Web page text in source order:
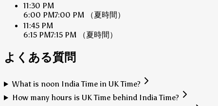
11:30 PM
6:00 PM7:00 PM
（夏時間）
11:45 PM
6:15 PM7:15 PM （夏時間）
よくある質問
What is noon India Time in UK Time?
How many hours is UK Time behind India Time?